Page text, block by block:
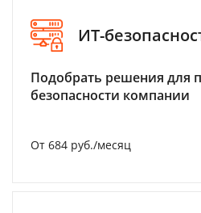
ИТ-
Подобрать решения для
безопасности компании
От 684 руб./месяц